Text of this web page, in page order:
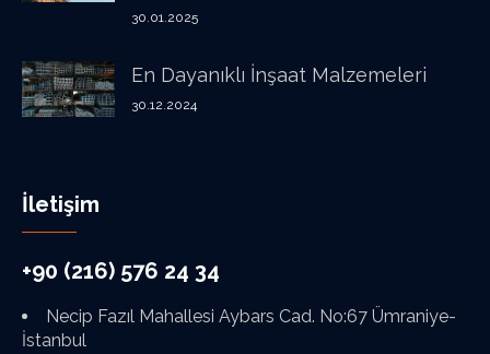
30.01.2025
En Dayanıklı İnşaat Malzemeleri
30.12.2024
İletişim
+90 (216) 576 24 34
Necip Fazıl Mahallesi Aybars Cad. No:67 Ümraniye-
İstanbul